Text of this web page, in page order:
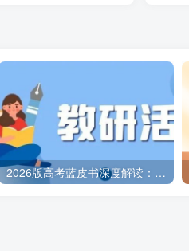
2026版高考蓝皮书深度解读：命题方向、趋势与分层备考策略